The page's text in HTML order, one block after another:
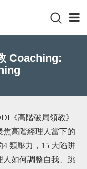
Coaching:
《高階破局領教》
焦高階經理人當下的
類壓力，15 大陷阱
人如何調整自我、跳